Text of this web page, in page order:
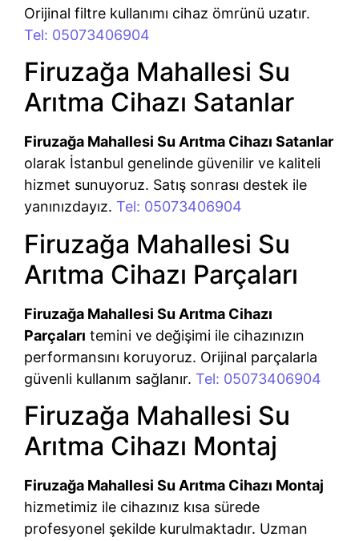
Orijinal filtre kullanımı cihaz ömrünü uzatır.
Tel: 05073406904
Firuzağa Mahallesi Su
Arıtma Cihazı Satanlar
Firuzağa Mahallesi Su Arıtma Cihazı Satanlar
olarak İstanbul genelinde güvenilir ve kaliteli
hizmet sunuyoruz. Satış sonrası destek ile
yanınızdayız. Tel: 05073406904
Firuzağa Mahallesi Su
Arıtma Cihazı Parçaları
Firuzağa Mahallesi Su Arıtma Cihazı
Parçaları temini ve değişimi ile cihazınızın
performansını koruyoruz. Orijinal parçalarla
güvenli kullanım sağlanır. Tel: 05073406904
Firuzağa Mahallesi Su
Arıtma Cihazı Montaj
Firuzağa Mahallesi Su Arıtma Cihazı Montaj
hizmetimiz ile cihazınız kısa sürede
profesyonel şekilde kurulmaktadır. Uzman